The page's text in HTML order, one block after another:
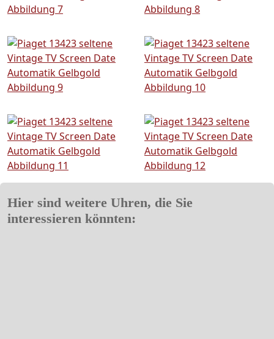
Hier sind weitere Uhren, die Sie
interessieren könnten: